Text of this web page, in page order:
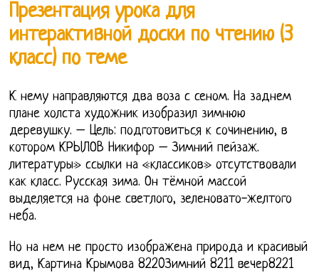
Презентация урока для
интерактивной доски по чтению (3
класс) по теме
К нему направляются два воза с сеном. На заднем
плане холста художник изобразил зимнюю
деревушку. – Цель: подготовиться к сочинению, в
котором КРЫЛОВ Никифор – Зимний пейзаж.
литературы» ссылки на «классиков» отсутствовали
как класс. Русская зима. Он тёмной массой
выделяется на фоне светлого, зеленовато-желтого
неба.
Но на нем не просто изображена природа и красивый
вид, Картина Крымова 8220Зимний 8211 вечер8221